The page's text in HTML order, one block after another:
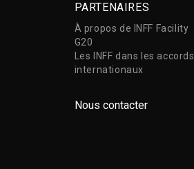
PARTENAIRES
À propos de INFF Facility
G20
Les INFF dans les accords
internationaux
Nous contacter